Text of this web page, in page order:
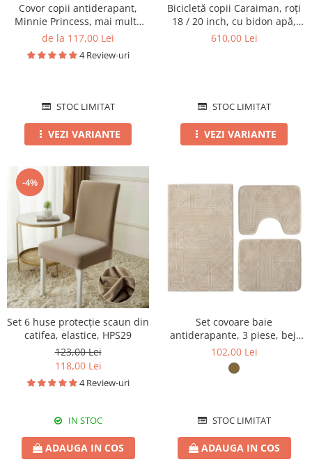
Covor copii antiderapant,
Minnie Princess, mai multe
dimensiuni
de la 117,00 Lei
4 Review-uri
STOC LIMITAT
VEZI VARIANTE
Bicicletă copii Caraiman, roți
18 / 20 inch, cu bidon apă,
roșie
610,00 Lei
STOC LIMITAT
VEZI VARIANTE
-4%
Set 6 huse protecție scaun din
catifea, elastice, HPS29
123,00 Lei
118,00 Lei
4 Review-uri
IN STOC
ADAUGA IN COS
Set covoare baie
antiderapante, 3 piese, bej,
textură soft cu acolade
102,00 Lei
STOC LIMITAT
ADAUGA IN COS